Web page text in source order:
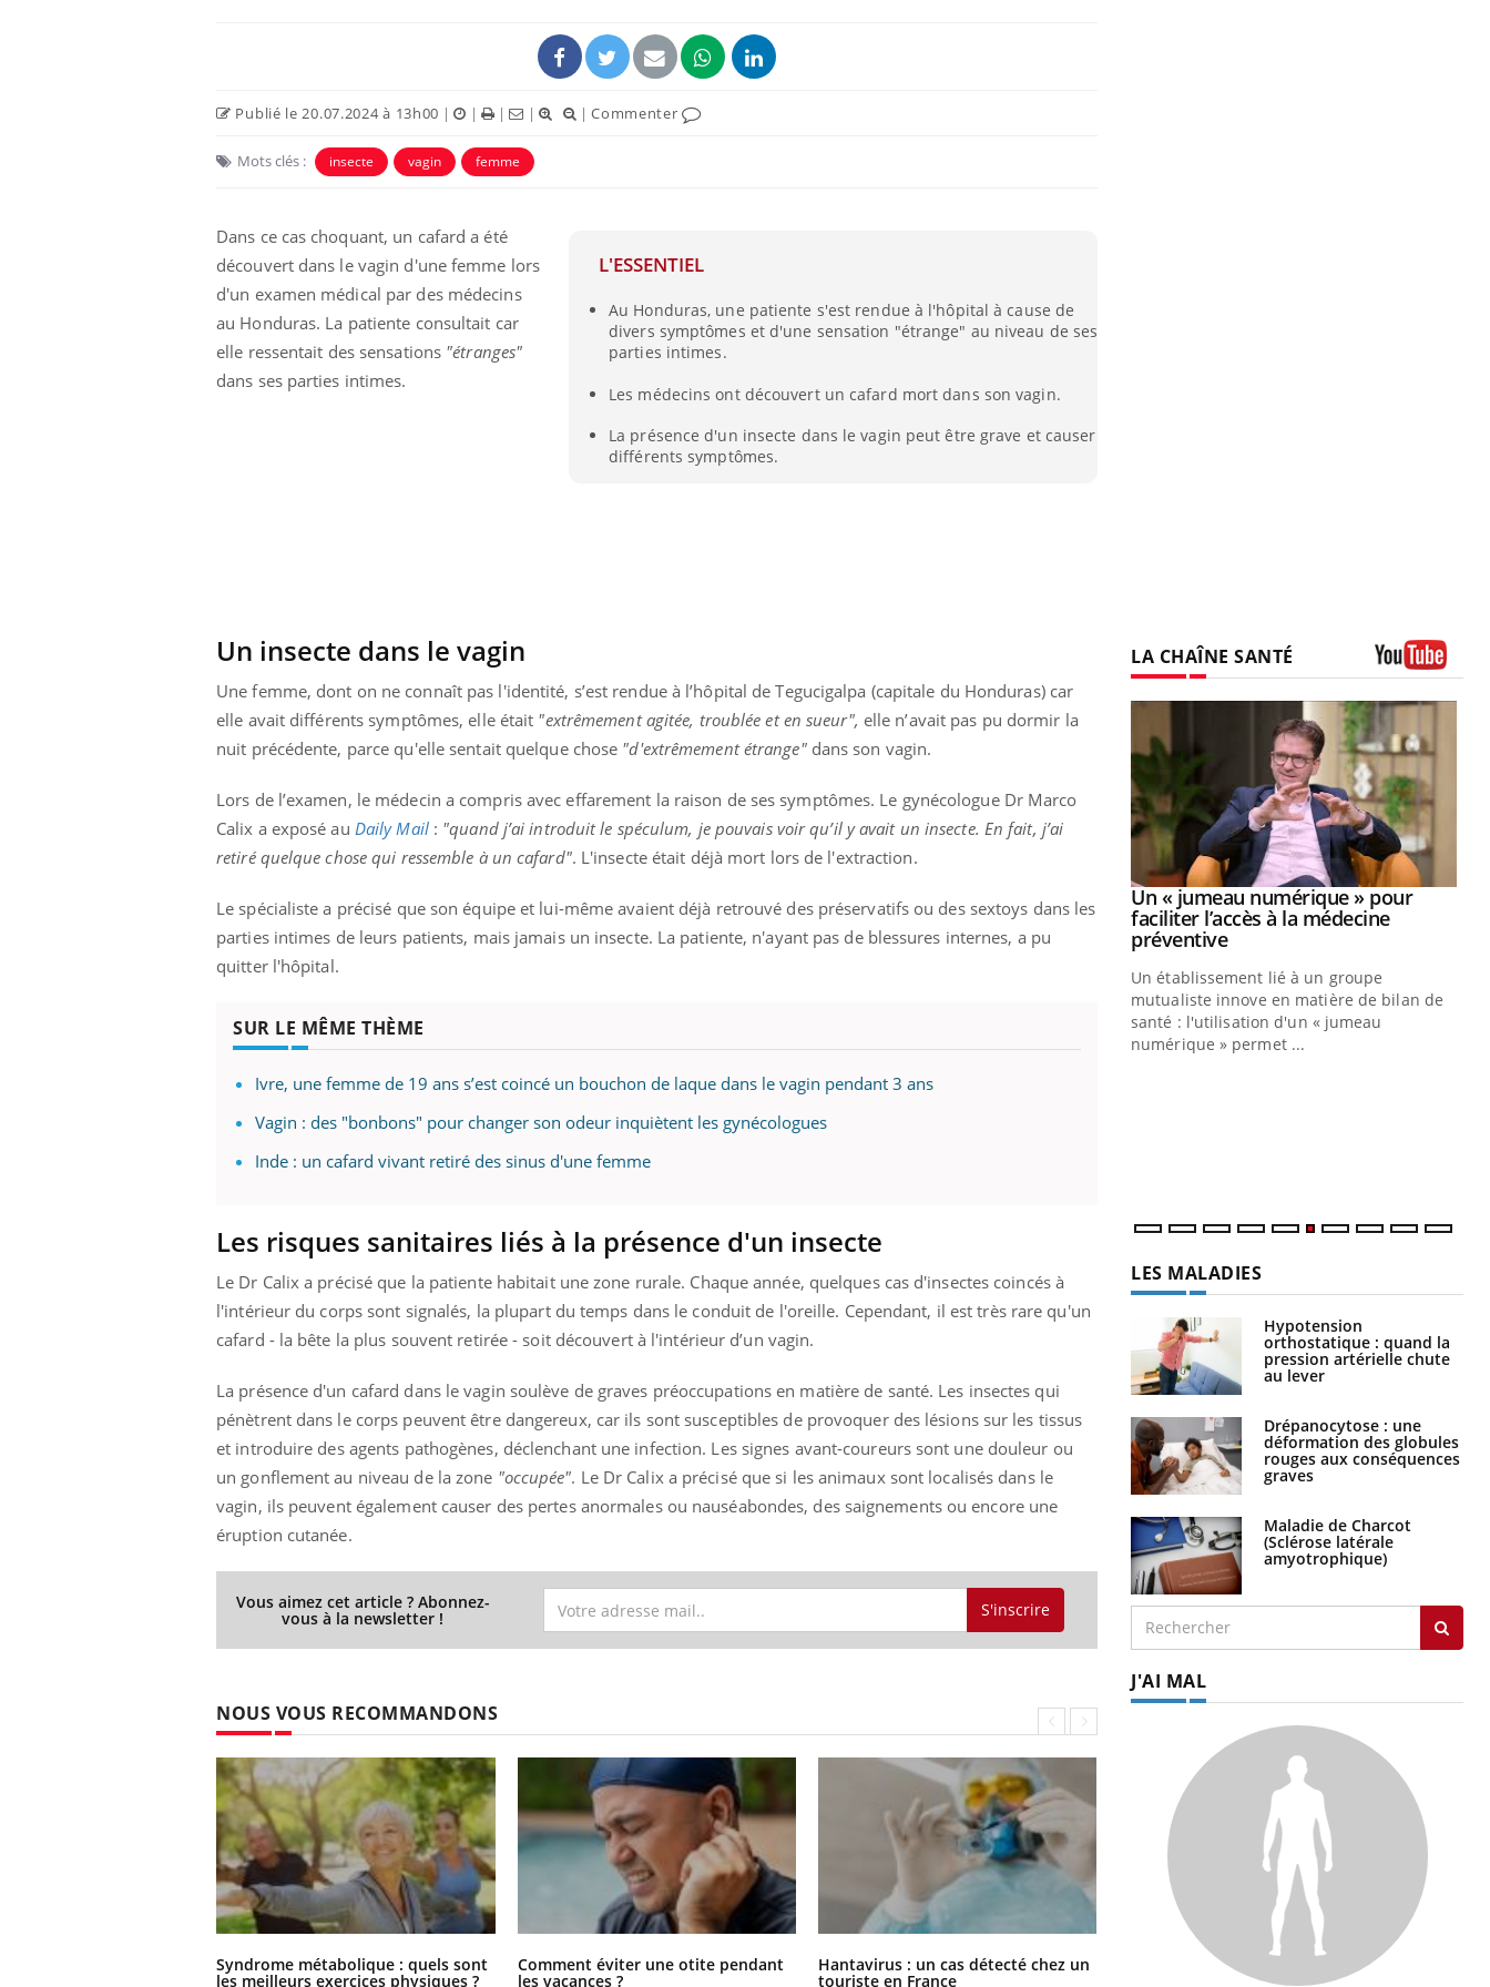
Publié le 20.07.2024 à 13h00 | | | | |Commenter
Mots clés : insecte vagin femme
L'ESSENTIEL
Au Honduras, une patiente s'est rendue à l'hôpital à cause de
divers symptômes et d'une sensation "étrange" au niveau de ses
parties intimes.
Les médecins ont découvert un cafard mort dans son vagin.
La présence d'un insecte dans le vagin peut être grave et causer
différents symptômes.
Dans ce cas choquant, un cafard a été
découvert dans le vagin d'une femme lors
d'un examen médical par des médecins
au Honduras. La patiente consultait car
elle ressentait des sensations "étranges"
dans ses parties intimes.
Un insecte dans le vagin
Une femme, dont on ne connaît pas l'identité, s’est rendue à l’hôpital de Tegucigalpa (capitale du Honduras) car
elle avait différents symptômes, elle était "extrêmement agitée, troublée et en sueur", elle n’avait pas pu dormir la
nuit précédente, parce qu'elle sentait quelque chose "d'extrêmement étrange"dans son vagin.
Lors de l’examen, le médecin a compris avec effarement la raison de ses symptômes. Le gynécologue Dr Marco
Calix a exposé au Daily Mail: "quand j’ai introduit le spéculum, je pouvais voir qu’il y avait un insecte. En fait, j’ai
retiré quelque chose qui ressemble à un cafard". L'insecte était déjà mort lors de l'extraction.
Le spécialiste a précisé que son équipe et lui-même avaient déjà retrouvé des préservatifs ou des sextoys dans les
parties intimes de leurs patients, mais jamais un insecte. La patiente, n'ayant pas de blessures internes, a pu
quitter l'hôpital.
SUR LE MÊME THÈME
Ivre, une femme de 19 ans s’est coincé un bouchon de laque dans le vagin pendant 3 ans
Vagin : des "bonbons" pour changer son odeur inquiètent les gynécologues
Inde : un cafard vivant retiré des sinus d'une femme
Les risques sanitaires liés à la présence d'un insecte
Le Dr Calix a précisé que la patiente habitait une zone rurale. Chaque année, quelques cas d'insectes coincés à
l'intérieur du corps sont signalés, la plupart du temps dans le conduit de l'oreille. Cependant, il est très rare qu'un
cafard - la bête la plus souvent retirée - soit découvert à l'intérieur d’un vagin.
La présence d'un cafard dans le vagin soulève de graves préoccupations en matière de santé. Les insectes qui
pénètrent dans le corps peuvent être dangereux, car ils sont susceptibles de provoquer des lésions sur les tissus
et introduire des agents pathogènes, déclenchant une infection. Les signes avant-coureurs sont une douleur ou
un gonflement au niveau de la zone "occupée". Le Dr Calix a précisé que si les animaux sont localisés dans le
vagin, ils peuvent également causer des pertes anormales ou nauséabondes, des saignements ou encore une
éruption cutanée.
Vous aimez cet article ? Abonnez-
vous à la newsletter ! S'inscrire
NOUS VOUS RECOMMANDONS
Syndrome métabolique : quels sont
les meilleurs exercices physiques ?
Comment éviter une otite pendant
les vacances ?
Hantavirus : un cas détecté chez un
touriste en France
Mortalité infantile : un rapport
s’interroge sur son taux élevé en
LA CHAÎNE SANTÉ
Insuline & Charge mentale : et si on
osait en parler??Youtube
En 2026, l'insuline dans le diabète de type 2
reste entourée d'idées reçues chez les
Eczéma Chronique des Mains : se
préparer pour l’été !Youtube
Diabète & Ramadan 2026 Youtube
Le Ramadan approche, et, pour de
Youtube
Un « jumeau numérique » pour
faciliter l’accès à la médecine
préventiveYoutube
Un établissement lié à un groupe
mutualiste innove en matière de bilan de
santé : l'utilisation d'un « jumeau
numérique » permet ...
LES MALADIES
Hypotension
orthostatique : quand la
pression artérielle chute
au lever
Drépanocytose : une
déformation des globules
rouges aux conséquences
graves
Maladie de Charcot
(Sclérose latérale
amyotrophique)
J'AI MAL